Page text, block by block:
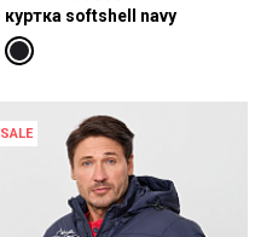
куртка softshell navy
SALE